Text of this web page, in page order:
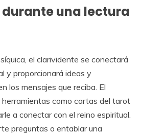
durante una lectura
el clarividente se conectará
y proporcionará ideas y
los mensajes que reciba. El
como cartas del tarot
a conectar con el reino espiritual.
preguntas o entablar una